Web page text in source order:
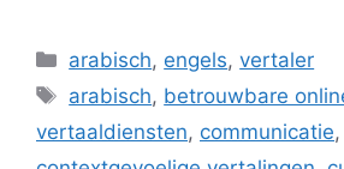
Categorieën
arabisch, engels,vertaler
Tags
arabisch, betrouwbare
vertaaldiensten, communicatie,